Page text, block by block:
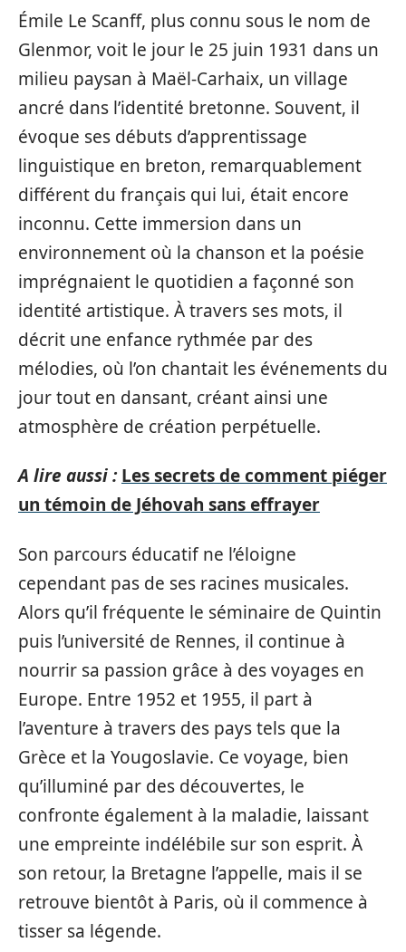
Émile Le Scanff, plus connu sous le nom de
Glenmor, voit le jour le 25 juin 1931 dans un
milieu paysan à Maël-Carhaix, un village
ancré dans l’identité bretonne. Souvent, il
évoque ses débuts d’apprentissage
linguistique en breton, remarquablement
différent du français qui lui, était encore
inconnu. Cette immersion dans un
environnement où la chanson et la poésie
imprégnaient le quotidien a façonné son
identité artistique. À travers ses mots, il
décrit une enfance rythmée par des
mélodies, où l’on chantait les événements du
jour tout en dansant, créant ainsi une
atmosphère de création perpétuelle.
A lire aussi : Les secrets de comment piéger
un témoin de Jéhovah sans effrayer
Son parcours éducatif ne l’éloigne
cependant pas de ses racines musicales.
Alors qu’il fréquente le séminaire de Quintin
puis l’université de Rennes, il continue à
nourrir sa passion grâce à des voyages en
Europe. Entre 1952 et 1955, il part à
l’aventure à travers des pays tels que la
Grèce et la Yougoslavie. Ce voyage, bien
qu’illuminé par des découvertes, le
confronte également à la maladie, laissant
une empreinte indélébile sur son esprit. À
son retour, la Bretagne l’appelle, mais il se
retrouve bientôt à Paris, où il commence à
tisser sa légende.